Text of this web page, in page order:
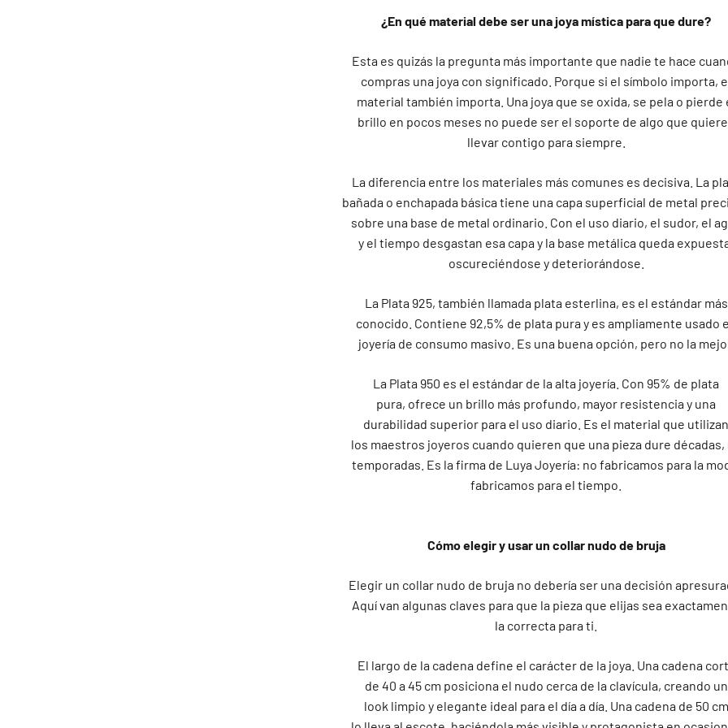
¿En qué material debe ser una joya mística para que dure?
Esta es quizás la pregunta más importante que nadie te hace
compras una joya con significado. Porque si el símbolo importa,
material también importa. Una joya que se oxida, se pela o pierde
brillo en pocos meses no puede ser el soporte de algo que
llevar contigo para siempre.
La diferencia entre los materiales más comunes es decisiva. La
bañada o enchapada básica tiene una capa superficial de metal
sobre una base de metal ordinario. Con el uso diario, el sudor, el
y el tiempo desgastan esa capa y la base metálica queda
oscureciéndose y deteriorándose.
La Plata 925, también llamada plata esterlina, es el estándar más
conocido. Contiene 92,5% de plata pura y es ampliamente usado
joyería de consumo masivo. Es una buena opción, pero no la
La Plata 950 es el estándar de la alta joyería. Con 95% de plata
pura, ofrece un brillo más profundo, mayor resistencia y una
durabilidad superior para el uso diario. Es el material que utilizan
los maestros joyeros cuando quieren que una pieza dure décadas,
temporadas. Es la firma de Luya Joyería: no fabricamos para la
fabricamos para el tiempo.
Cómo elegir y usar un collar nudo de bruja
Elegir un collar nudo de bruja no debería ser una decisión
Aquí van algunas claves para que la pieza que elijas sea
la correcta para ti.
El largo de la cadena define el carácter de la joya. Una cadena
de 40 a 45 cm posiciona el nudo cerca de la clavícula, creando un
look limpio y elegante ideal para el día a día. Una cadena de 50 cm